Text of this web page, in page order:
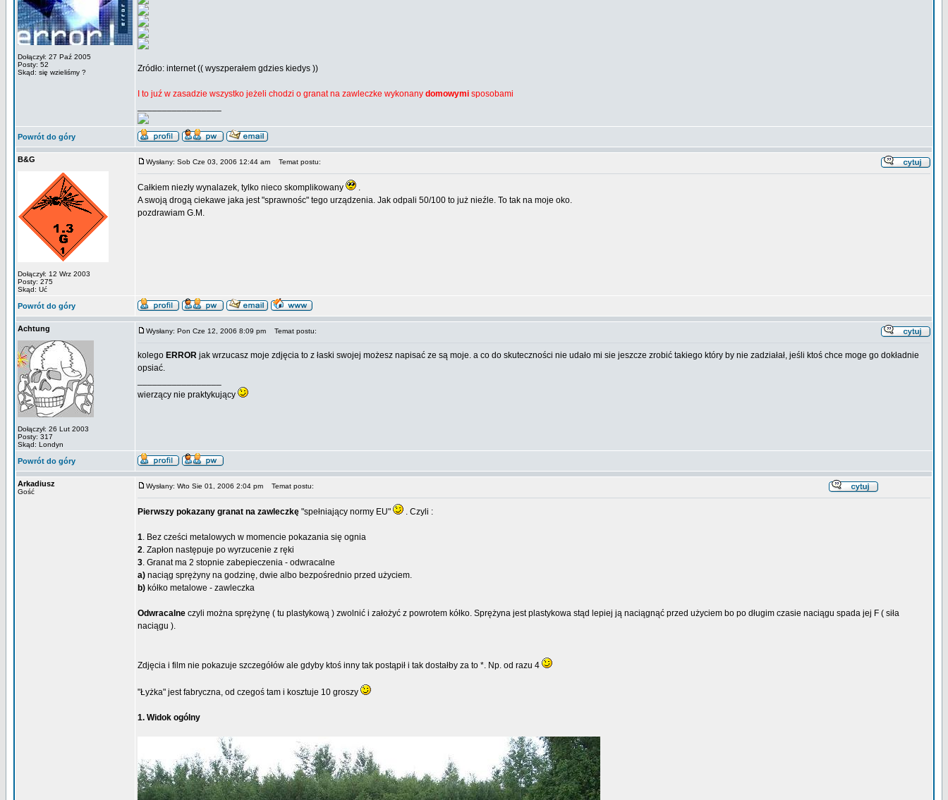
Dołączył: 27 Paź 2005
Posty: 52
Skąd: się wzieliśmy ?
Zródło: internet (( wyszperałem gdzies kiedys ))
I to juź w zasadzie wszystko jeżeli chodzi o granat na zawleczke wykonany domowymi sposobami
Powrót do góry
B&G
Dołączył: 12 Wrz 2003
Posty: 275
Skąd: Uć
Wysłany: Sob Cze 03, 2006 12:44 am Temat postu:
Całkiem niezły wynalazek, tylko nieco skomplikowany
.
A swoją drogą ciekawe jaka jest "sprawnośc" tego urządzenia. Jak odpali 50/100 to już nieźle. To tak na moje oko.
pozdrawiam G.M.
Powrót do góry
Achtung
Dołączył: 26 Lut 2003
Posty: 317
Skąd: Londyn
Wysłany: Pon Cze 12, 2006 8:09 pm Temat postu:
kolego ERROR jak wrzucasz moje zdjęcia to z łaski swojej możesz napisać ze są moje. a co do skuteczności nie udało mi sie jeszcze zrobić takiego który by nie zadziałał, jeśli ktoś chce moge go dokładnie
opsiać.
wierzący nie praktykujący
Powrót do góry
Arkadiusz
Gość
Wysłany: Wto Sie 01, 2006 2:04 pm Temat postu:
Pierwszy pokazany granat na zawleczkę "spełniający normy EU" . Czyli :
1. Bez cześci metalowych w momencie pokazania się ognia
2. Zapłon następuje po wyrzucenie z ręki
3. Granat ma 2 stopnie zabepieczenia - odwracalne
a) naciąg sprężyny na godzinę, dwie albo bezpośrednio przed użyciem.
b) kółko metalowe - zawleczka
Odwracalne czyli można sprężynę ( tu plastykową ) zwolnić i założyć z powrotem kółko. Sprężyna jest plastykowa stąd lepiej ją naciągnąć przed użyciem bo po długim czasie naciągu spada jej F ( siła
naciągu ).
Zdjęcia i film nie pokazuje szczegółów ale gdyby ktoś inny tak postąpił i tak dostałby za to *. Np. od razu 4
"Łyżka" jest fabryczna, od czegoś tam i kosztuje 10 groszy
1. Widok ogólny